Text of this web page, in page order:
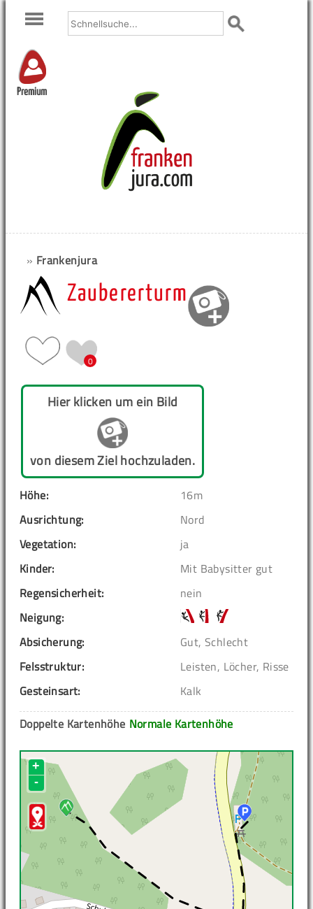
Premium
» Frankenjura
Zaubererturm
0
Hier klicken um ein Bild
von diesem Ziel hochzuladen.
Höhe:
16m
Ausrichtung:
Nord
Vegetation:
ja
Kinder:
Mit Babysitter gut
Regensicherheit:
nein
Neigung:
Absicherung:
Gut, Schlecht
Felsstruktur:
Leisten, Löcher, Risse
Gesteinsart:
Kalk
Normale Kartenhöhe
Doppelte Kartenhöhe
+
-